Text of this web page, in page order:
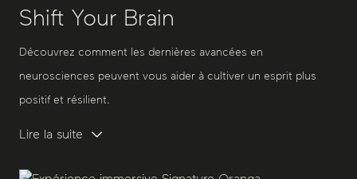
Shift Your Brain
Découvrez comment les dernières avancées en
neurosciences peuvent vous aider à cultiver un esprit plus
positif et résilient.
Lire la suite